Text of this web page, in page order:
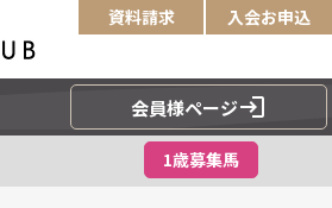
資料請求 入会お申込
会員様ページlogin
1歳募集馬